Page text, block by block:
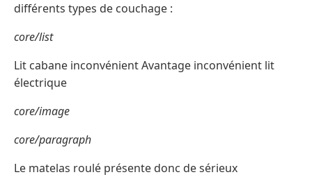
différents types de couchage :
core/list
Lit cabane inconvénient Avantage inconvénient lit
électrique
core/image
core/paragraph
Le matelas roulé présente donc de sérieux